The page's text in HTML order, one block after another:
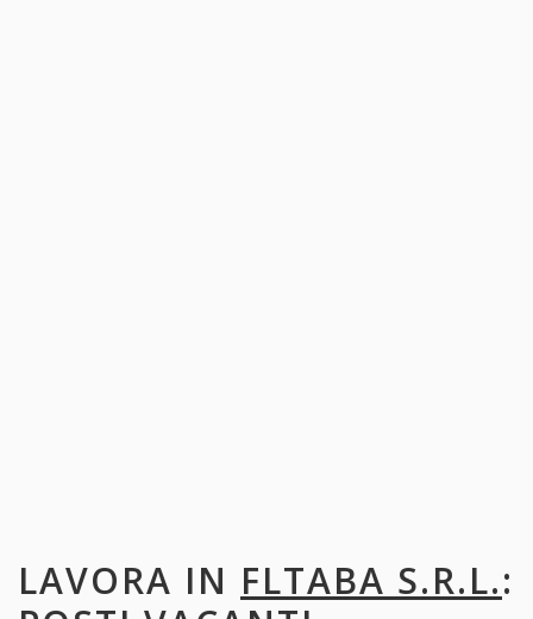
LAVORA IN FLTABA S.R.L.: